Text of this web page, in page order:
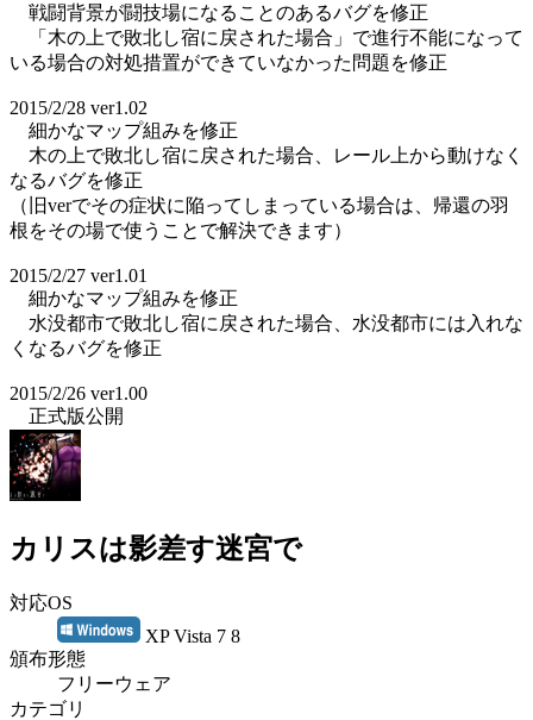
戦闘背景が闘技場になることのあるバグを修正
「木の上で敗北し宿に戻された場合」で進行不能になって
いる場合の対処措置ができていなかった問題を修正
2015/2/28 ver1.02
細かなマップ組みを修正
木の上で敗北し宿に戻された場合、レール上から動けなく
なるバグを修正
（旧verでその症状に陥ってしまっている場合は、帰還の羽
根をその場で使うことで解決できます）
2015/2/27 ver1.01
細かなマップ組みを修正
水没都市で敗北し宿に戻された場合、水没都市には入れな
くなるバグを修正
2015/2/26 ver1.00
正式版公開
カリスは影差す迷宮で
対応OS
XP Vista 7 8
頒布形態
フリーウェア
カテゴリ